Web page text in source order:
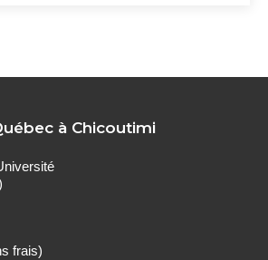
à Chicoutimi
frais)